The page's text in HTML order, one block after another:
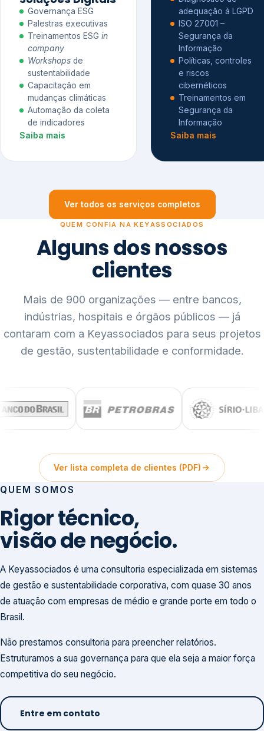
Governança ESG
Palestras executivas
Treinamentos ESG in
company
Workshops de
sustentabilidade
Capacitação em
mudanças climáticas
Automação da coleta
de indicadores
Saiba mais
adequação à LGPD
ISO 27001 –
Segurança da
Informação
Políticas, controles
e riscos
cibernéticos
Treinamentos em
Segurança da
Informação
Saiba mais
Ver todos os serviços completos
QUEM CONFIA NA KEYASSOCIADOS
Alguns dos nossos
clientes
Mais de 900 organizações — entre bancos,
indústrias, hospitais e órgãos públicos — já
contaram com a Keyassociados para seus projetos
de gestão, sustentabilidade e conformidade.
Ver lista completa de clientes (PDF)
QUEM SOMOS
Rigor técnico,
visão de negócio.
A Keyassociados é uma consultoria especializada em sistemas
de gestão e sustentabilidade corporativa, com quase 30 anos
de atuação com empresas de médio e grande porte em todo o
Brasil.
Não prestamos consultoria para preencher relatórios.
Estruturamos a sua governança para que ela seja a maior força
competitiva do seu negócio.
Entre em contato